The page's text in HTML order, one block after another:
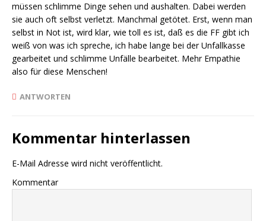
müssen schlimme Dinge sehen und aushalten. Dabei werden
sie auch oft selbst verletzt. Manchmal getötet. Erst, wenn man
selbst in Not ist, wird klar, wie toll es ist, daß es die FF gibt ich
weiß von was ich spreche, ich habe lange bei der Unfallkasse
gearbeitet und schlimme Unfälle bearbeitet. Mehr Empathie
also für diese Menschen!
ANTWORTEN
Kommentar hinterlassen
E-Mail Adresse wird nicht veröffentlicht.
Kommentar